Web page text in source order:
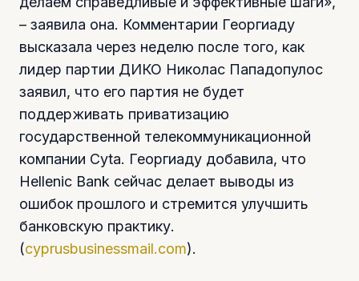
– заявила она. Комментарии Георгиаду
высказала через неделю после того, как
лидер партии ДИКО Николас Пападопулос
заявил, что его партия не будет
поддерживать приватизацию
государственной телекоммуникационной
компании Cyta. Георгиаду добавила, что
Hellenic Bank сейчас делает выводы из
ошибок прошлого и стремится улучшить
банковскую практику.
(cyprusbusinessmail.com).